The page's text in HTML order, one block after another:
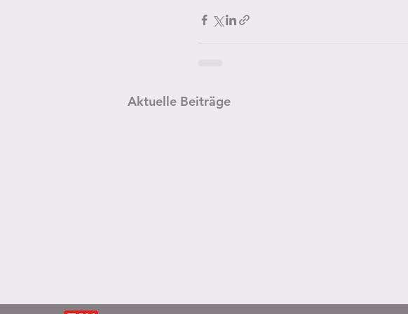
Aktuelle Beiträge